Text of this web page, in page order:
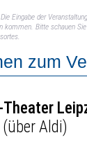
Eingabe der
kommen. Bitte schauen
zum
Aldi)